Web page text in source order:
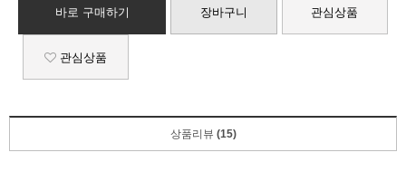
바로 구매하기 장바구니 관심상품
관심상품
상품리뷰 (15)